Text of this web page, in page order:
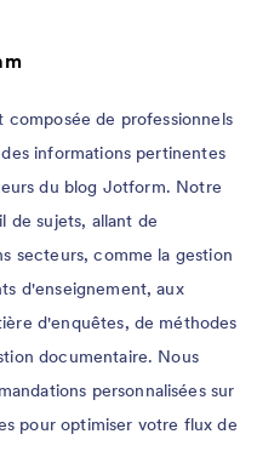
de professionnels
informations pertinentes
du blog Jotform. Notre
de sujets, allant de
secteurs, comme la gestion
d'enseignement, aux
d'enquêtes, de méthodes
documentaire. Nous
personnalisées sur
pour optimiser votre flux de